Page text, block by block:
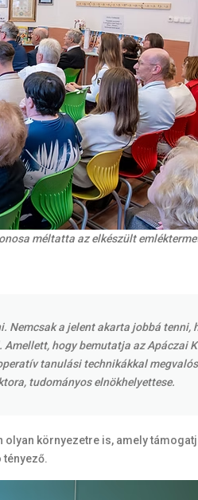
méltatta az elkészült
a jelent akarta jobbá tenni,
hogy bemutatja az Apáczai
tanulási technikákkal
tudományos elnökhelyettese.
környezetre is, amely